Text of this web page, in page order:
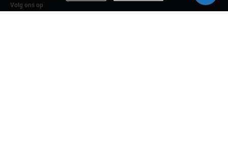
Volg ons op